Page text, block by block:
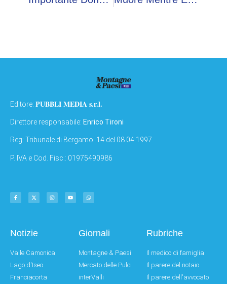
Editore: PUBBLI MEDIA s.r.l.
Direttore responsabile: Enrico Tironi
Reg: Tribunale di Bergamo: 14 del 08.04.1997
P. IVA e Cod. Fisc.: 01975490986
Notizie
Valle Camonica
Lago d'Iseo
Franciacorta
Giornali
Montagne & Paesi
Mercato delle Pulci
interValli
Rubriche
Il medico di famiglia
Il parere del notaio
Il parere dell'avvocato